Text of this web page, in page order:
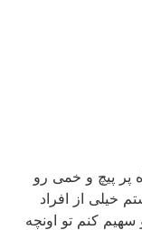
پر پیچ و خمی رو
خیلی از افراد
سهیم کنم تو اونچه